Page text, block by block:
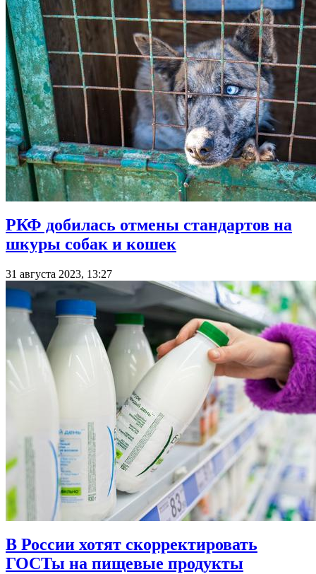
РКФ добилась отмены стандартов на
шкуры собак и кошек
31 августа 2023, 13:27
В России хотят скорректировать
ГОСТы на пищевые продукты